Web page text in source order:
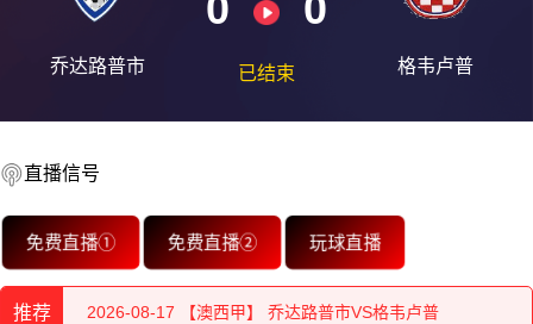
乔达路普市 已结束 格韦卢普
直播信号
免费直播① 免费直播② 玩球直播
推荐
2026-08-17 【澳西甲】 乔达路普市VS格韦卢普
2026-08-17 【澳西甲】 乔达路普市VS格韦卢普